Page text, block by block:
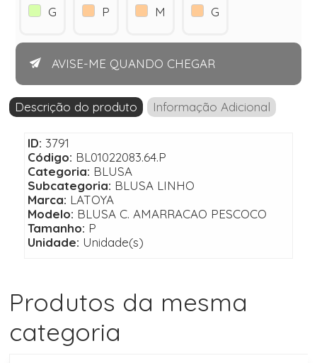
G P M G
AVISE-ME QUANDO CHEGAR
Descrição do produto Informação Adicional
ID: 3791
Código: BL01022083.64.P
Categoria: BLUSA
Subcategoria: BLUSA LINHO
Marca: LATOYA
Modelo: BLUSA C. AMARRACAO PESCOCO
Tamanho: P
Unidade: Unidade(s)
Produtos da mesma
categoria